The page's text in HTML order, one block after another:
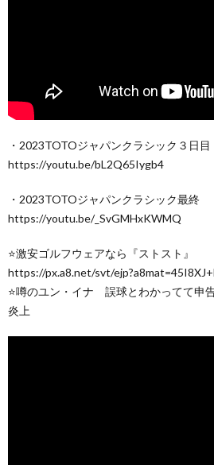
・2023TOTOジャパンクラシック３日
https://youtu.be/bL2Q65Iygb4
・2023TOTOジャパンクラシック最終
https://youtu.be/_SvGMHxKWMQ
⭐️激安ゴルフウェアなら『ストスト』
https://px.a8.net/svt/
⭐️噂のユン・イナ 誤球とわかってて申
炎上